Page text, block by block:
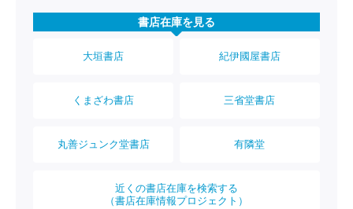
書店在庫を見る
大垣書店 紀伊國屋書店
くまざわ書店 三省堂書店
丸善ジュンク堂書店 有隣堂
近くの書店在庫を検索する
（書店在庫情報プロジェクト）